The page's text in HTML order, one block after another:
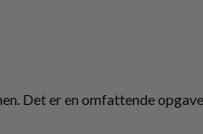
Det er en omfattende